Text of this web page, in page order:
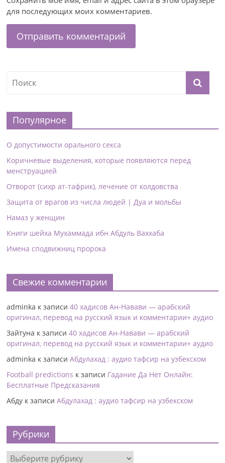
для последующих моих комментариев.
Популярное
О допустимости орального секса
Коричневые выделения, которые появляются перед
менструацией
Отворот (сихр ат-тафрик), лечение от колдовства
Защита от врагов из числа людей | Дуа и мольбы
Намаз у женщин
Книги шейха Мухаммада ибн Абдуль Ваххаба
Имена сподвижниц пророка
Свежие комментарии
adminka к записи40 хадисов Ан-Навави — арабский
оригинал, перевод на русский язык и комментарии+ аудио
Зайтуна к записи40 хадисов Ан-Навави — арабский
оригинал, перевод на русский язык и комментарии+ аудио
adminka к записиАбдулахад : аудио тафсир на узбекском
Football predictions к записи Гадание Да Нет Онлайн:
Бесплатные Предсказания
Абду к записиАбдулахад : аудио тафсир на узбекском
Рубрики